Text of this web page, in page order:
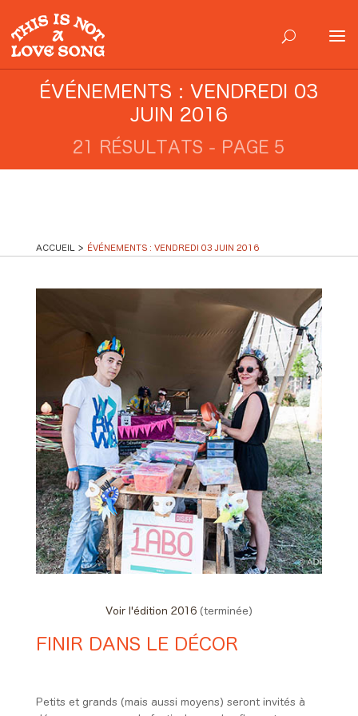
ÉVÉNEMENTS : VENDREDI 03
JUIN 2016
21 RÉSULTATS - PAGE 5
ACCUEIL ÉVÉNEMENTS : VENDREDI 03 JUIN 2016
Voir l'édition 2016 (terminée)
FINIR DANS LE DÉCOR
Petits et grands (mais aussi moyens) seront invités à